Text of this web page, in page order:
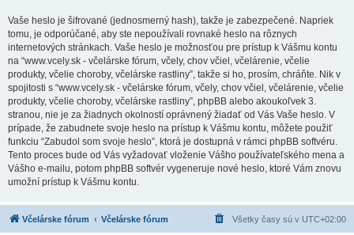
Vaše heslo je šifrované (jednosmerný hash), takže je zabezpečené. Napriek
tomu, je odporúčané, aby ste nepoužívali rovnaké heslo na rôznych
internetových stránkach. Vaše heslo je možnosťou pre prístup k Vášmu kontu
na “www.vcely.sk - včelárske fórum, včely, chov včiel, včelárenie, včelie
produkty, včelie choroby, včelárske rastliny”, takže si ho, prosím, chráňte. Nik v
spojitosti s “www.vcely.sk - včelárske fórum, včely, chov včiel, včelárenie, včelie
produkty, včelie choroby, včelárske rastliny”, phpBB alebo akoukoľvek 3.
stranou, nie je za žiadnych okolností oprávnený žiadať od Vás Vaše heslo. V
prípade, že zabudnete svoje heslo na prístup k Vášmu kontu, môžete použiť
funkciu “Zabudol som svoje heslo”, ktorá je dostupná v rámci phpBB softvéru.
Tento proces bude od Vás vyžadovať vloženie Vášho používateľského mena a
Vášho e-mailu, potom phpBB softvér vygeneruje nové heslo, ktoré Vám znovu
umožní prístup k Vášmu kontu.
Včelárske fórum Včelárske fórum Všetky časy sú v UTC+02:00